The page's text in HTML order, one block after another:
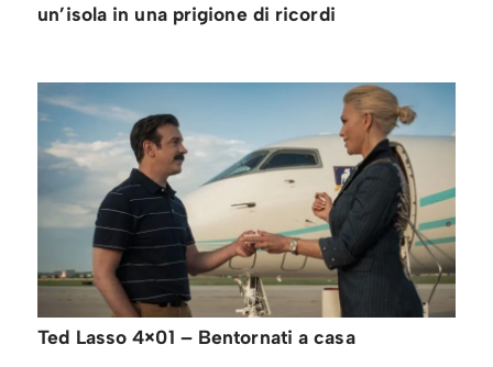
un’isola in una prigione di ricordi
Ted Lasso 4×01 – Bentornati a casa